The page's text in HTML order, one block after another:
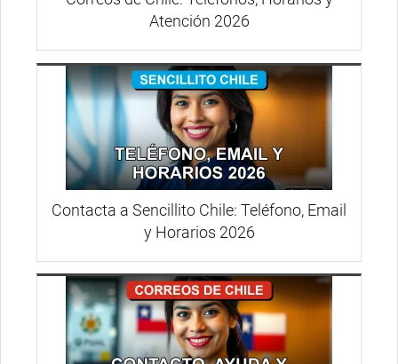
Atención 2026
Contacta a Sencillito Chile: Teléfono, Email
y Horarios 2026